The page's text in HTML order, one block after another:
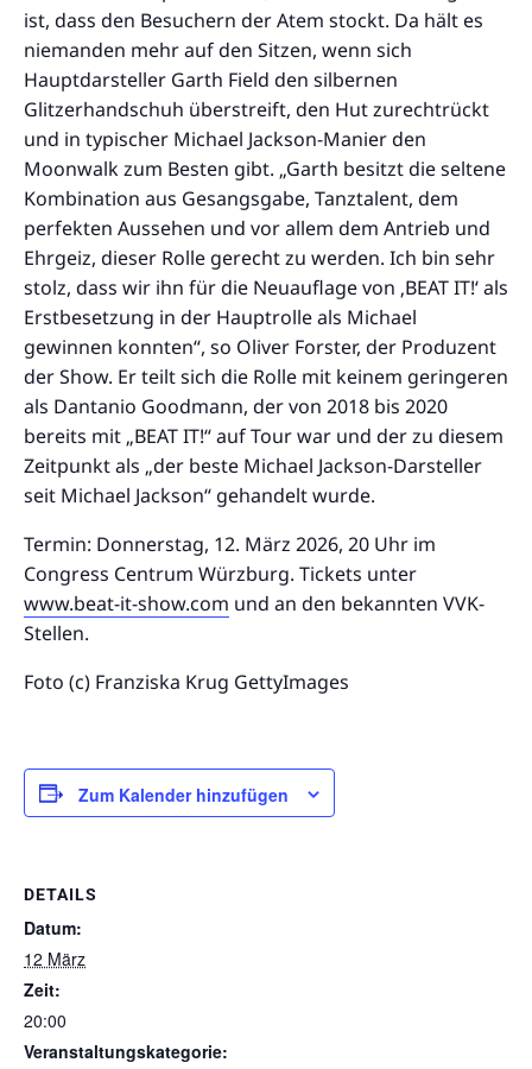
ist, dass den Besuchern der Atem stockt. Da hält es
niemanden mehr auf den Sitzen, wenn sich
Hauptdarsteller Garth Field den silbernen
Glitzerhandschuh überstreift, den Hut zurechtrückt
und in typischer Michael Jackson-Manier den
Moonwalk zum Besten gibt. „Garth besitzt die seltene
Kombination aus Gesangsgabe, Tanztalent, dem
perfekten Aussehen und vor allem dem Antrieb und
Ehrgeiz, dieser Rolle gerecht zu werden. Ich bin sehr
stolz, dass wir ihn für die Neuauflage von ‚BEAT IT!‘ als
Erstbesetzung in der Hauptrolle als Michael
gewinnen konnten“, so Oliver Forster, der Produzent
der Show. Er teilt sich die Rolle mit keinem geringeren
als Dantanio Goodmann, der von 2018 bis 2020
bereits mit „BEAT IT!“ auf Tour war und der zu diesem
Zeitpunkt als „der beste Michael Jackson-Darsteller
seit Michael Jackson“ gehandelt wurde.
Termin: Donnerstag, 12. März 2026, 20 Uhr im
Congress Centrum Würzburg. Tickets unter
www.beat-it-show.com und an den bekannten VVK-
Stellen.
Foto (c) Franziska Krug GettyImages
Zum Kalender hinzufügen
DETAILS
Datum:
12 März
Zeit:
20:00
Veranstaltungskategorie: